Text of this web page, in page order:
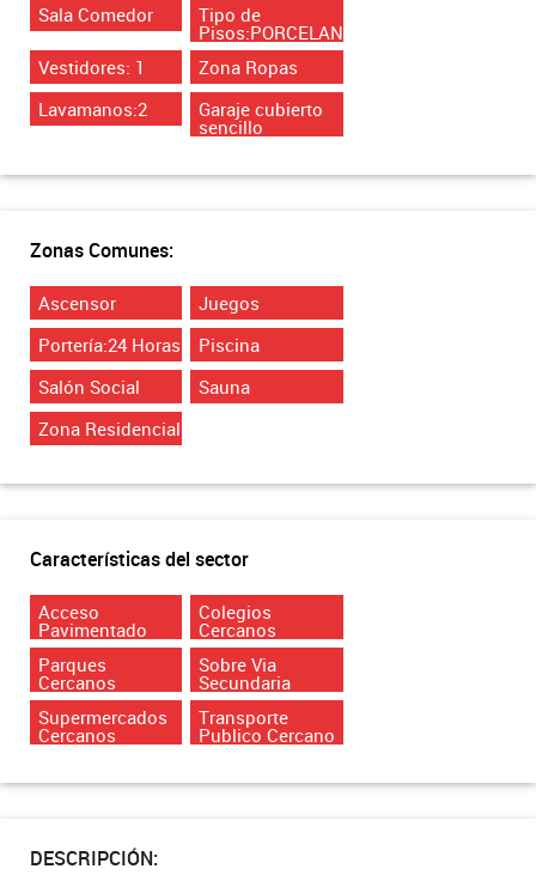
Sala Comedor
Tipo de
Pisos:PORCELANATO
Vestidores: 1
Zona Ropas
Lavamanos:2
Garaje cubierto
sencillo
Zonas Comunes:
Ascensor
Juegos
Portería:24 Horas
Piscina
Salón Social
Sauna
Zona Residencial
Características del sector
Acceso
Pavimentado
Colegios
Cercanos
Parques
Cercanos
Sobre Via
Secundaria
Supermercados
Cercanos
Transporte
Publico Cercano
DESCRIPCIÓN: